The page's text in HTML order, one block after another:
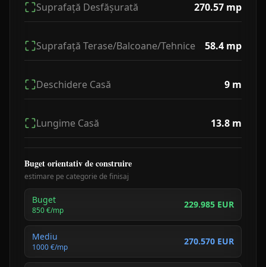
Suprafață Desfășurată 270.57 mp
Suprafață Terase/Balcoane/Tehnice 58.4 mp
Deschidere Casă 9 m
Lungime Casă 13.8 m
Buget orientativ de construire
estimare pe categorie de finisaj
Buget
850€/mp
229.985 EUR
Mediu
1000€/mp
270.570 EUR